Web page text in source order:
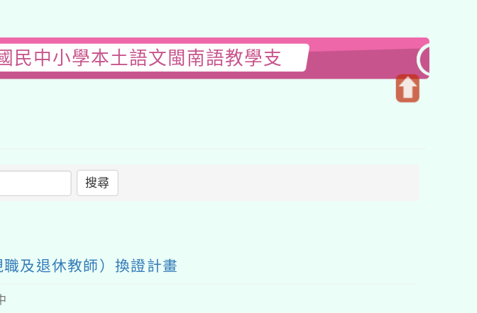
民中小學本土語文閩南語教學支
搜尋
及退休教師）換證計畫